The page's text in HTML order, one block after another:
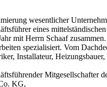
wesentlicher
eines
mit Herrn Schaaf
spezialisiert. Vom
Installateur,
Mitgesellschafter
KG,